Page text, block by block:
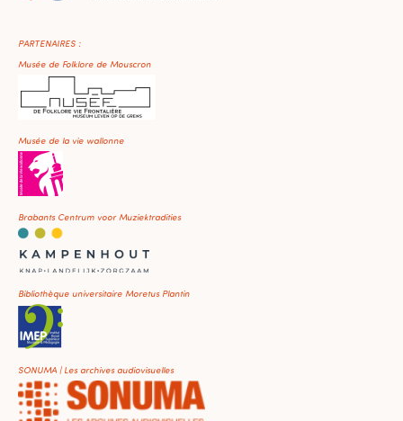
PARTENAIRES :
Musée de Folklore de Mouscron
Musée de la vie wallonne
Brabants Centrum voor Muziektradities
Bibliothèque universitaire Moretus Plantin
SONUMA | Les archives audiovisuelles